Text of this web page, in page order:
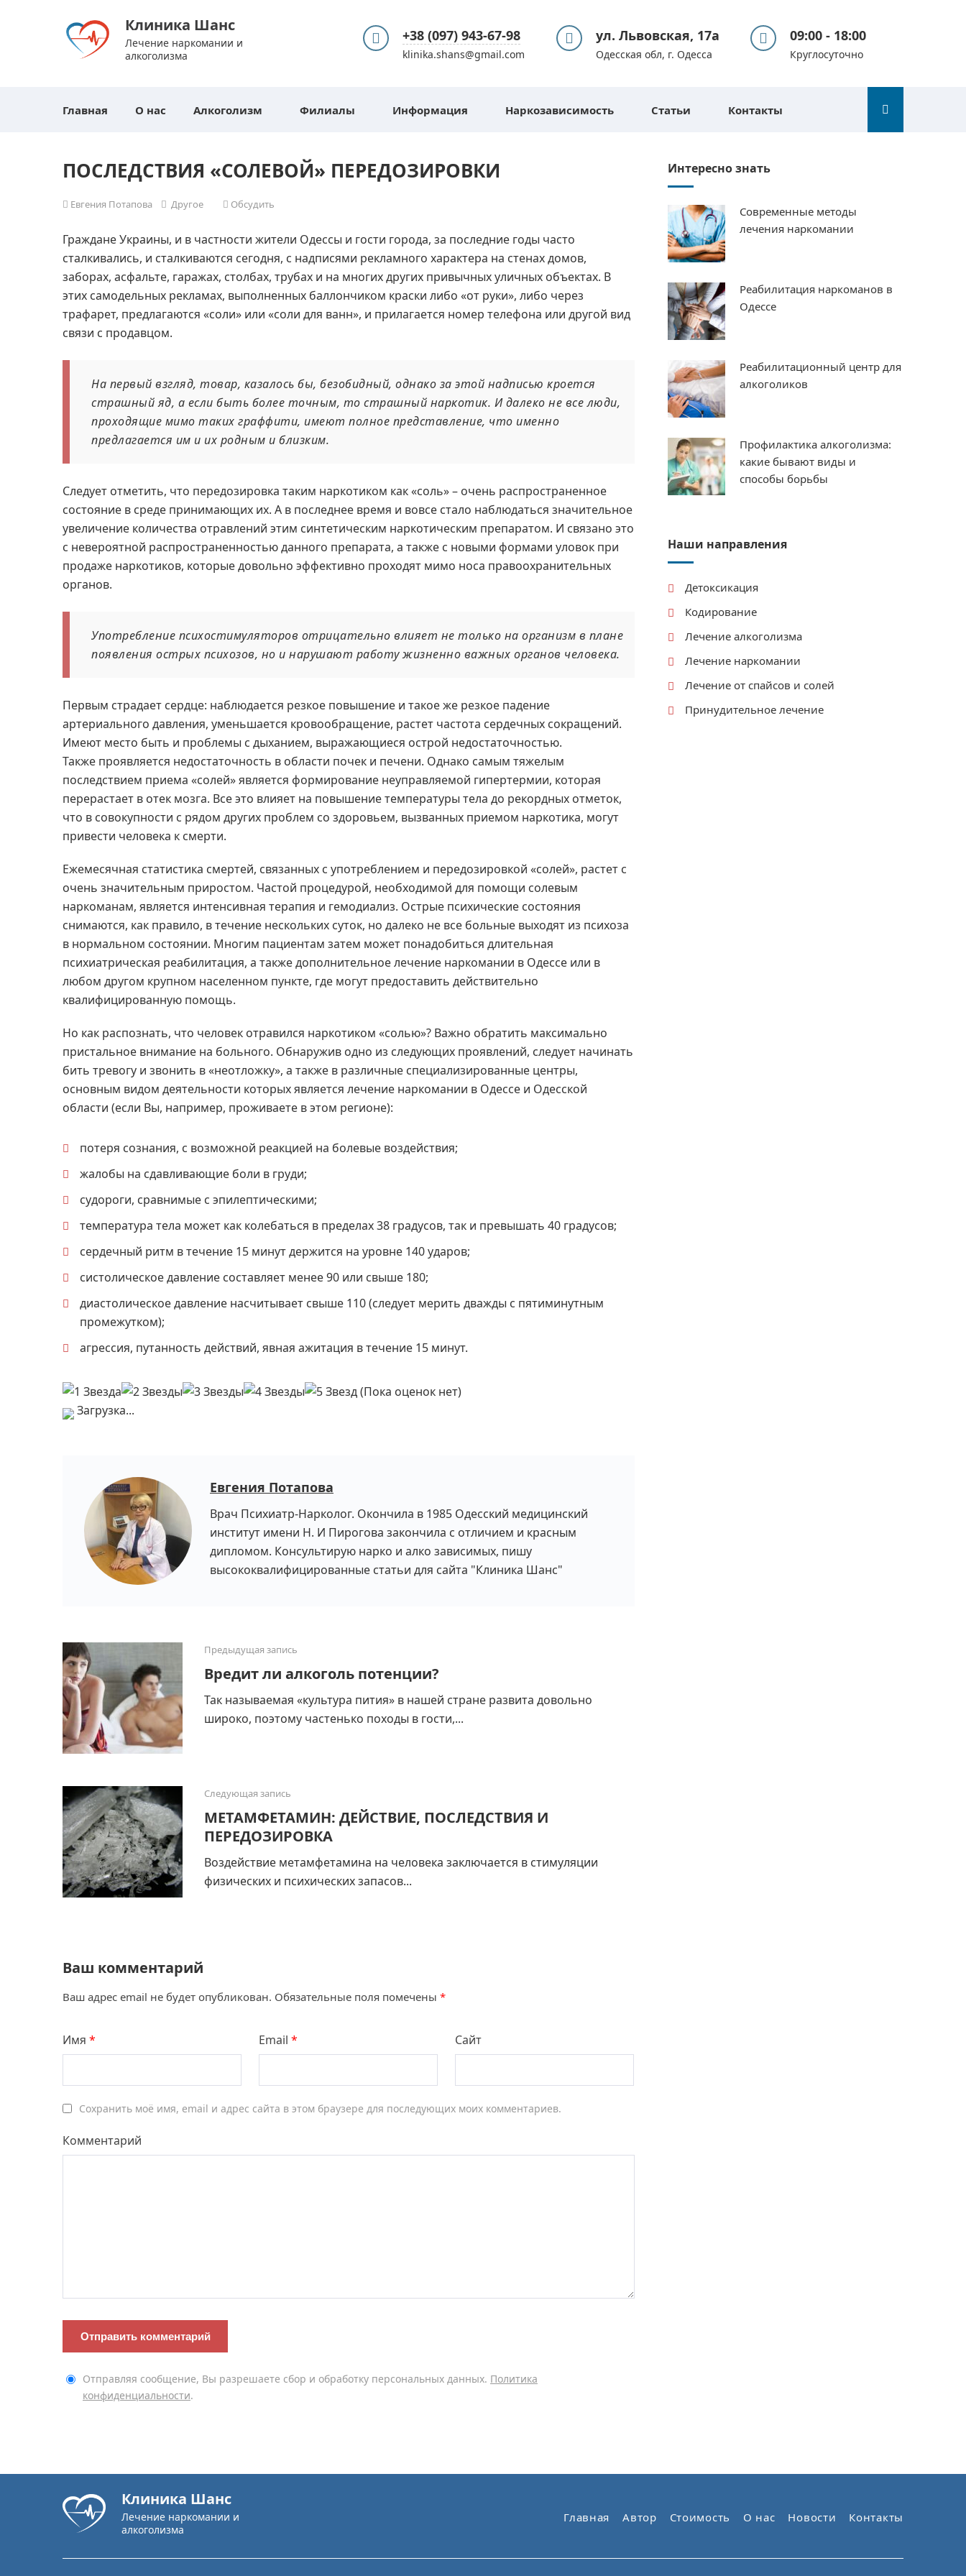
Клиника Шанс
Лечение наркомании и
алкоголизма
+38 (097) 943-67-98
klinika.shans@gmail.com
ул. Львовская, 17а
Одесская обл, г. Одесса
09:00 - 18:00
Круглосуточно
Главная О нас Алкоголизм Филиалы Информация Наркозависимость Статьи Контакты
ПОСЛЕДСТВИЯ «СОЛЕВОЙ» ПЕРЕДОЗИРОВКИ
Евгения Потапова Другое Обсудить
Граждане Украины, и в частности жители Одессы и гости города, за последние годы часто
сталкивались, и сталкиваются сегодня, с надписями рекламного характера на стенах домов,
заборах, асфальте, гаражах, столбах, трубах и на многих других привычных уличных объектах. В
этих самодельных рекламах, выполненных баллончиком краски либо «от руки», либо через
трафарет, предлагаются «соли» или «соли для ванн», и прилагается номер телефона или другой вид
связи с продавцом.
На первый взгляд, товар, казалось бы, безобидный, однако за этой надписью кроется
страшный яд, а если быть более точным, то страшный наркотик. И далеко не все люди,
проходящие мимо таких граффити, имеют полное представление, что именно
предлагается им и их родным и близким.
Следует отметить, что передозировка таким наркотиком как «соль» – очень распространенное
состояние в среде принимающих их. А в последнее время и вовсе стало наблюдаться значительное
увеличение количества отравлений этим синтетическим наркотическим препаратом. И связано это
с невероятной распространенностью данного препарата, а также с новыми формами уловок при
продаже наркотиков, которые довольно эффективно проходят мимо носа правоохранительных
органов.
Употребление психостимуляторов отрицательно влияет не только на организм в плане
появления острых психозов, но и нарушают работу жизненно важных органов человека.
Первым страдает сердце: наблюдается резкое повышение и такое же резкое падение
артериального давления, уменьшается кровообращение, растет частота сердечных сокращений.
Имеют место быть и проблемы с дыханием, выражающиеся острой недостаточностью.
Также проявляется недостаточность в области почек и печени. Однако самым тяжелым
последствием приема «солей» является формирование неуправляемой гипертермии, которая
перерастает в отек мозга. Все это влияет на повышение температуры тела до рекордных отметок,
что в совокупности с рядом других проблем со здоровьем, вызванных приемом наркотика, могут
привести человека к смерти.
Ежемесячная статистика смертей, связанных с употреблением и передозировкой «солей», растет с
очень значительным приростом. Частой процедурой, необходимой для помощи солевым
наркоманам, является интенсивная терапия и гемодиализ. Острые психические состояния
снимаются, как правило, в течение нескольких суток, но далеко не все больные выходят из психоза
в нормальном состоянии. Многим пациентам затем может понадобиться длительная
психиатрическая реабилитация, а также дополнительное лечение наркомании в Одессе или в
любом другом крупном населенном пункте, где могут предоставить действительно
квалифицированную помощь.
Но как распознать, что человек отравился наркотиком «солью»? Важно обратить максимально
пристальное внимание на больного. Обнаружив одно из следующих проявлений, следует начинать
бить тревогу и звонить в «неотложку», а также в различные специализированные центры,
основным видом деятельности которых является лечение наркомании в Одессе и Одесской
области (если Вы, например, проживаете в этом регионе):
потеря сознания, с возможной реакцией на болевые воздействия;
жалобы на сдавливающие боли в груди;
судороги, сравнимые с эпилептическими;
температура тела может как колебаться в пределах 38 градусов, так и превышать 40 градусов;
сердечный ритм в течение 15 минут держится на уровне 140 ударов;
систолическое давление составляет менее 90 или свыше 180;
диастолическое давление насчитывает свыше 110 (следует мерить дважды с пятиминутным
промежутком);
агрессия, путанность действий, явная ажитация в течение 15 минут.
(Пока оценок нет)
Загрузка...
Евгения Потапова
Врач Психиатр-Нарколог. Окончила в 1985 Одесский медицинский
институт имени Н. И Пирогова закончила с отличием и красным
дипломом. Консультирую нарко и алко зависимых, пишу
высококвалифицированные статьи для сайта "Клиника Шанс"
Предыдущая запись
Вредит ли алкоголь потенции?
Так называемая «культура пития» в нашей стране развита довольно
широко, поэтому частенько походы в гости,...
Следующая запись
МЕТАМФЕТАМИН: ДЕЙСТВИЕ, ПОСЛЕДСТВИЯ И
ПЕРЕДОЗИРОВКА
Воздействие метамфетамина на человека заключается в стимуляции
физических и психических запасов...
Ваш комментарий
Ваш адрес email не будет опубликован. Обязательные поля помечены *
Имя * Email* Сайт
Сохранить моё имя, email и адрес сайта в этом браузере для последующих моих комментариев.
Комментарий
Отправляя сообщение, Вы разрешаете сбор и обработку персональных данных. Политика
конфиденциальности.
Интересно знать
Современные методы
лечения наркомании
Реабилитация наркоманов в
Одессе
Реабилитационный центр для
алкоголиков
Профилактика алкоголизма:
какие бывают виды и
способы борьбы
Наши направления
Детоксикация
Кодирование
Лечение алкоголизма
Лечение наркомании
Лечение от спайсов и солей
Принудительное лечение
Клиника Шанс
Лечение наркомании и
алкоголизма
Главная Автор Стоимость О нас Новости Контакты